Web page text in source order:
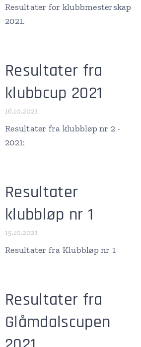
Resultater for klubbmesterskap
2021.
Resultater fra
klubbcup 2021
16.10.2021
Resultater fra klubbløp nr 2 -
2021:
Resultater
klubbløp nr 1
15.10.2021
Resultater fra Klubbløp nr 1
Resultater fra
Glåmdalscupen